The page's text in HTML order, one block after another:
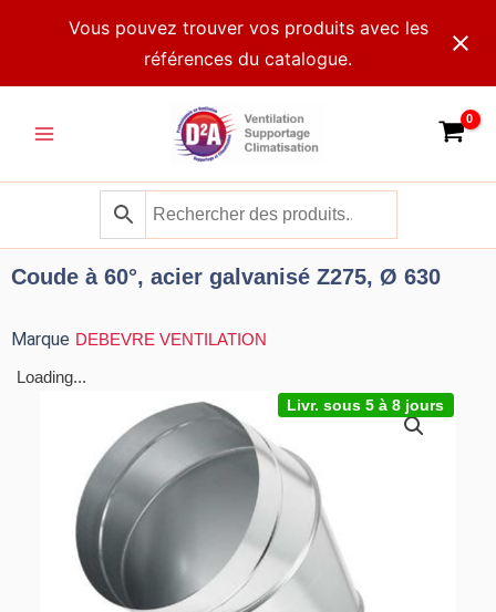
Vous pouvez trouver vos produits avec les
références du catalogue.
Menu
Coude à 60°, acier galvanisé Z275, Ø 630
Marque DEBEVRE VENTILATION
Loading...
Livr. sous 5 à 8 jours